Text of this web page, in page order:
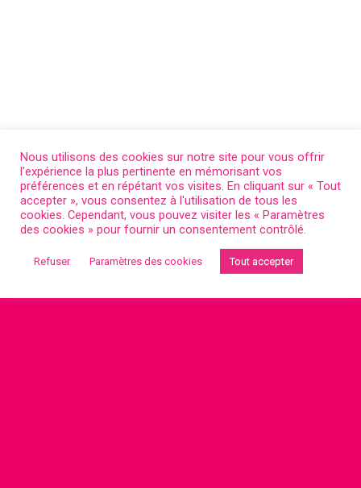
Nous utilisons des cookies sur notre site pour vous offrir
l'expérience la plus pertinente en mémorisant vos
préférences et en répétant vos visites. En cliquant sur « Tout
accepter », vous consentez à l'utilisation de tous les
cookies. Cependant, vous pouvez visiter les « Paramètres
des cookies » pour fournir un consentement contrôlé.
Refuser Paramètres des cookies Tout accepter